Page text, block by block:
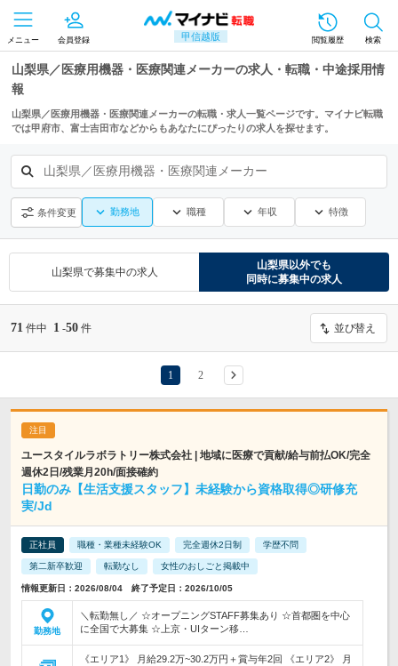
甲信越版
メニュー 会員登録 閲覧履歴 検索
山梨県／医療用機器・医療関連メーカーの求人・転職・中途採用情
報
山梨県／医療用機器・医療関連メーカーの転職・求人一覧ページです。マイナビ転職
では甲府市、富士吉田市などからもあなたにぴったりの求人を探せます。
山梨県／医療用機器・医療関連メーカー
条件変更 勤務地 職種 年収 特徴
山梨県で募集中の求人
山梨県以外でも
同時に募集中の求人
71 件中 1 -50 件 並び替え
1 2
ユースタイルラボラトリー株式会社 | 地域に医療で貢献/給与前払OK/完全
週休2日/残業月20h/面接確約
日勤のみ【生活支援スタッフ】未経験から資格取得◎研修充
実/Jd
正社員 職種・業種未経験OK 完全週休2日制 学歴不問
第二新卒歓迎 転勤なし 女性のおしごと掲載中
情報更新日：2026/08/04 終了予定日：2026/10/05
勤務地
＼転勤無し／ ☆オープニングSTAFF募集あり ☆首都圏を中心
に全国で大募集 ☆上京・UIターン移…
《エリア1》 月給29.2万~30.2万円＋賞与年2回 《エリア2》 月